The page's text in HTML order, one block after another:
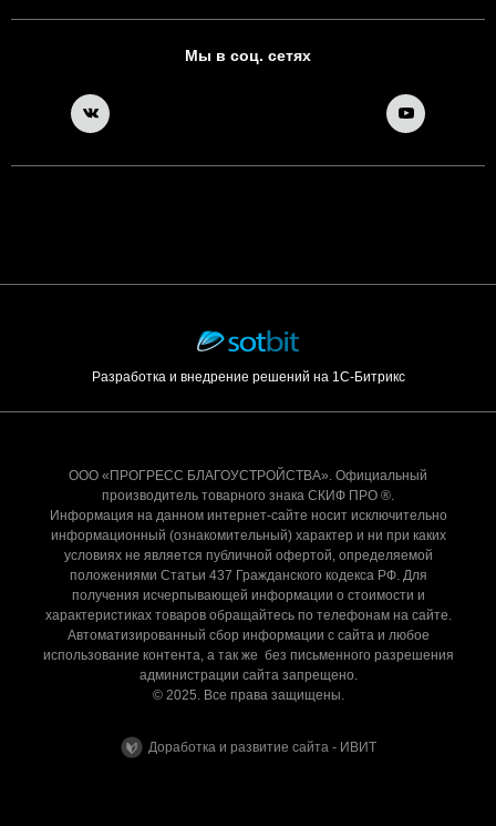
Мы в соц. сетях
Разработка и внедрение решений на 1С-Битрикс
ООО «ПРОГРЕСС БЛАГОУСТРОЙСТВА». Официальный
производитель товарного знака СКИФ ПРО ®.
Информация на данном интернет-сайте носит исключительно
информационный (ознакомительный) характер и ни при каких
условиях не является публичной офертой, определяемой
положениями Статьи 437 Гражданского кодекса РФ. Для
получения исчерпывающей информации о стоимости и
характеристиках товаров обращайтесь по телефонам на сайте.
Автоматизированный сбор информации с сайта и любое
использование контента, а так же без письменного разрешения
администрации сайта запрещено.
© 2025. Все права защищены.
Доработка и развитие сайта - ИВИТ